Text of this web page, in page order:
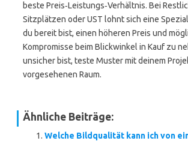
beste Preis‑Leistungs‑Verhältnis. Bei
Sitzplätzen oder UST lohnt sich eine
du bereit bist, einen höheren Preis und
Kompromisse beim Blickwinkel in Kauf zu
unsicher bist, teste Muster mit deinem
vorgesehenen Raum.
Ähnliche Beiträge:
Welche Bildqualität kann ich von